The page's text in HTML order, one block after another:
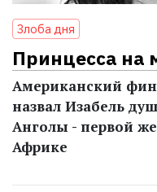
Злоба дня
Принцесса на
Американский
назвал Изабель
Анголы - первой
Африке